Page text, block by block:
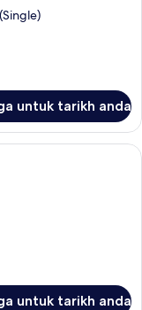
untuk tarikh anda
Room | Seterika/papan
untuk tarikh anda